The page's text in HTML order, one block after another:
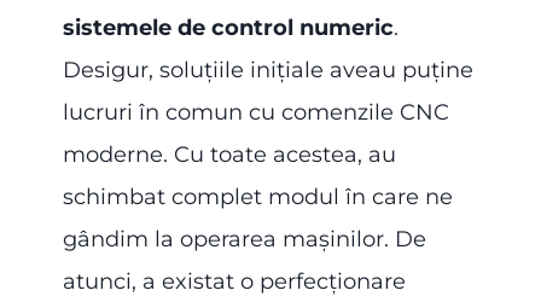
sistemele de control numeric.
Desigur, soluțiile inițiale aveau puține
lucruri în comun cu comenzile CNC
moderne. Cu toate acestea, au
schimbat complet modul în care ne
gândim la operarea mașinilor. De
atunci, a existat o perfecționare